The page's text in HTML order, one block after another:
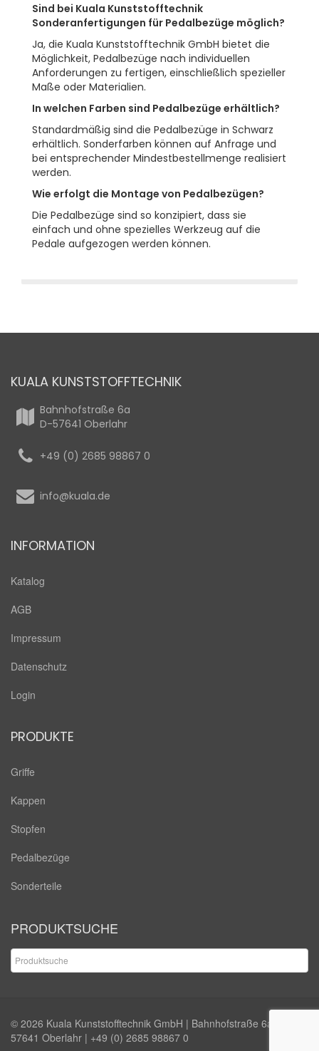
Sind bei Kuala Kunststofftechnik
Sonderanfertigungen für Pedalbezüge möglich?
Ja, die Kuala Kunststofftechnik GmbH bietet die
Möglichkeit, Pedalbezüge nach individuellen
Anforderungen zu fertigen, einschließlich spezieller
Maße oder Materialien.
In welchen Farben sind Pedalbezüge erhältlich?
Standardmäßig sind die Pedalbezüge in Schwarz
erhältlich. Sonderfarben können auf Anfrage und
bei entsprechender Mindestbestellmenge realisiert
werden.
Wie erfolgt die Montage von Pedalbezügen?
Die Pedalbezüge sind so konzipiert, dass sie
einfach und ohne spezielles Werkzeug auf die
Pedale aufgezogen werden können.
KUALA KUNSTSTOFFTECHNIK
Bahnhofstraße 6a
D-57641 Oberlahr
+49 (0) 2685 98867 0
info@kuala.de
INFORMATION
Katalog
AGB
Impressum
Datenschutz
Login
PRODUKTE
Griffe
Kappen
Stopfen
Pedalbezüge
Sonderteile
PRODUKTSUCHE
© 2026 Kuala Kunststofftechnik GmbH | Bahnhofstraße 6a |
57641 Oberlahr | +49 (0) 2685 98867 0